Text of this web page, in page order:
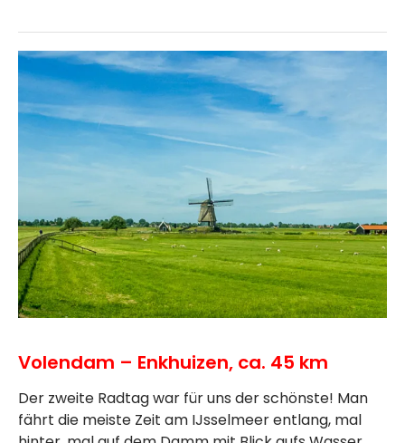
Volendam – Enkhuizen, ca. 45 km
Der zweite Radtag war für uns der schönste! Man
fährt die meiste Zeit am IJsselmeer entlang, mal